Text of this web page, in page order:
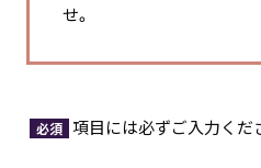
せ。
必須 項目には必ずご入力くだ